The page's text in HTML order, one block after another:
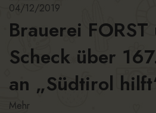
04/12/2019
Brauerei
Scheck über
an „Südtirol
Mehr